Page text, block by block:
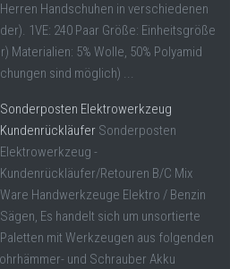
Herren Handschuhen in verschiedenen
1VE: 240 Paar Größe: Einheitsgröße
Materialien: 5% Wolle, 50% Polyamid
sind möglich) ...
Sonderposten Elektrowerkzeug
Kundenrückläufer Sonderposten
Elektrowerkzeug -
Kundenrückläufer/Retouren B/C Mix
Ware Handwerkzeuge Elektro / Benzin
Sägen, Es handelt sich um unsortierte
Paletten mit Werkzeugen aus folgenden
und Schrauber Akku